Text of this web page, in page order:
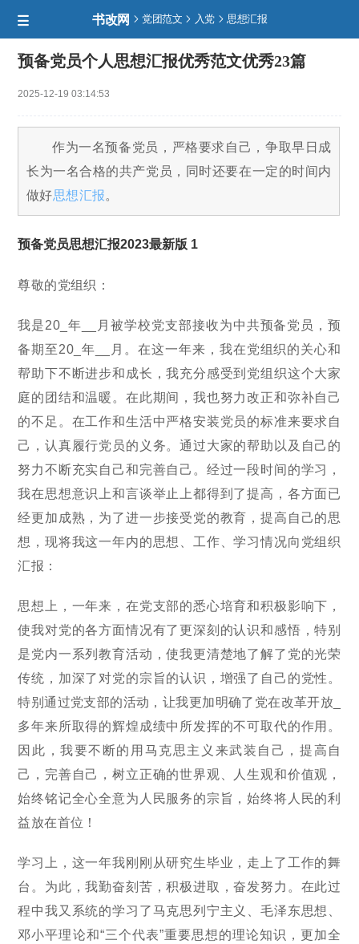
书改网  党团范文  入党 思想汇报

预备党员个人思想汇报优秀范文优秀23篇
2025-12-19 03:14:53
作为一名预备党员，严格要求自己，争取早日成
长为一名合格的共产党员，同时还要在一定的时间内
做好思想汇报。
预备党员思想汇报2023最新版 1
尊敬的党组织：
我是20_年__月被学校党支部接收为中共预备党员，预
备期至20_年__月。在这一年来，我在党组织的关心和
帮助下不断进步和成长，我充分感受到党组织这个大家
庭的团结和温暖。在此期间，我也努力改正和弥补自己
的不足。在工作和生活中严格安装党员的标准来要求自
己，认真履行党员的义务。通过大家的帮助以及自己的
努力不断充实自己和完善自己。经过一段时间的学习，
我在思想意识上和言谈举止上都得到了提高，各方面已
经更加成熟，为了进一步接受党的教育，提高自己的思
想，现将我这一年内的思想、工作、学习情况向党组织
汇报：
思想上，一年来，在党支部的悉心培育和积极影响下，
使我对党的各方面情况有了更深刻的认识和感悟，特别
是党内一系列教育活动，使我更清楚地了解了党的光荣
传统，加深了对党的宗旨的认识，增强了自己的党性。
特别通过党支部的活动，让我更加明确了党在改革开放_
多年来所取得的辉煌成绩中所发挥的不可取代的作用。
因此，我要不断的用马克思主义来武装自己，提高自
己，完善自己，树立正确的世界观、人生观和价值观，
始终铭记全心全意为人民服务的宗旨，始终将人民的利
益放在首位！
学习上，这一年我刚刚从研究生毕业，走上了工作的舞
台。为此，我勤奋刻苦，积极进取，奋发努力。在此过
程中我又系统的学习了马克思列宁主义、毛泽东思想、
邓小平理论和“三个代表”重要思想的理论知识，更加全